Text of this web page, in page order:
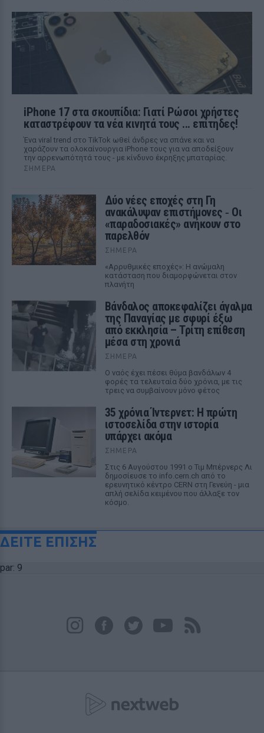
iPhone 17 στα σκουπίδια: Γιατί Ρώσοι χρήστες
καταστρέφουν τα νέα κινητά τους ... επίτηδες!
Ένα viral trend στο TikTok ωθεί άνδρες να σπάνε και να
χαράζουν τα ολοκαίνουργια iPhone τους για να αποδείξουν
την αρρενωπότητά τους - με κίνδυνο έκρηξης μπαταρίας.
ΣΉΜΕΡΑ
Δύο νέες εποχές στη Γη
ανακάλυψαν επιστήμονες ‑ Oι
«παραδοσιακές» ανήκουν στο
παρελθόν
ΣΉΜΕΡΑ
«Αρρυθμικές εποχές»: Η ανώμαλη
κατάσταση που διαμορφώνεται στον
πλανήτη
Βάνδαλος αποκεφαλίζει άγαλμα
της Παναγίας με σφυρί έξω
από εκκλησία – Τρίτη επίθεση
μέσα στη χρονιά
ΣΉΜΕΡΑ
Ο ναός έχει πέσει θύμα βανδάλων 4
φορές τα τελευταία δύο χρόνια, με τις
τρεις να συμβαίνουν μόνο φέτος
35 χρόνια Ίντερνετ: Η πρώτη
ιστοσελίδα στην ιστορία
υπάρχει ακόμα
ΣΉΜΕΡΑ
Στις 6 Αυγούστου 1991 ο Τιμ Μπέρνερς Λι
δημοσίευσε το info.cern.ch από το
ερευνητικό κέντρο CERN στη Γενεύη - μια
απλή σελίδα κειμένου που άλλαξε τον
κόσμο.
ΔΕΙΤΕ ΕΠΙΣΗΣ
par: 9